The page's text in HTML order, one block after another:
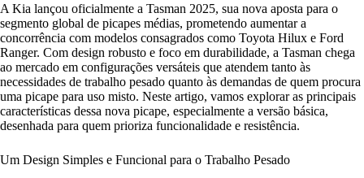
A Kia lançou oficialmente a Tasman 2025, sua nova aposta para o
segmento global de picapes médias, prometendo aumentar a
concorrência com modelos consagrados como Toyota Hilux e Ford
Ranger. Com design robusto e foco em durabilidade, a Tasman chega
ao mercado em configurações versáteis que atendem tanto às
necessidades de trabalho pesado quanto às demandas de quem procura
uma picape para uso misto. Neste artigo, vamos explorar as principais
características dessa nova picape, especialmente a versão básica,
desenhada para quem prioriza funcionalidade e resistência.
Um Design Simples e Funcional para o Trabalho Pesado